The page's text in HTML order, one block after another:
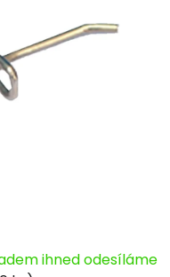
ihned odesíláme